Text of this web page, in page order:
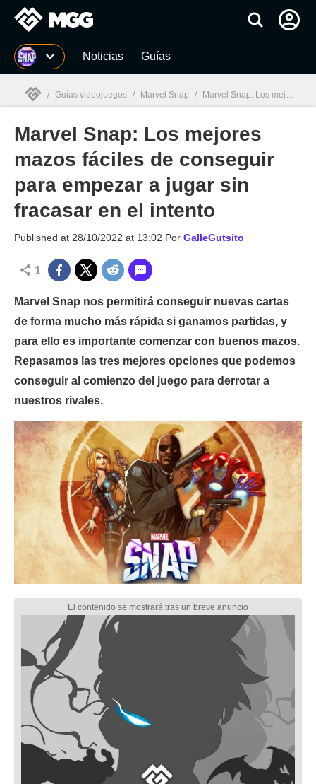
MGG Noticias Guías
MGG
/ Guías videojuegos / Marvel Snap / Marvel Snap: Los mejores mazos fáciles de conseguir para empezar a jugar sin fracasar en el intento
Marvel Snap: Los mejores
mazos fáciles de conseguir
para empezar a jugar sin
fracasar en el intento
Published at 28/10/2022 at 13:02 Por GalleGutsito
1
Marvel Snap nos permitirá conseguir nuevas cartas
de forma mucho más rápida si ganamos partidas, y
para ello es importante comenzar con buenos mazos.
Repasamos las tres mejores opciones que podemos
conseguir al comienzo del juego para derrotar a
nuestros rivales.